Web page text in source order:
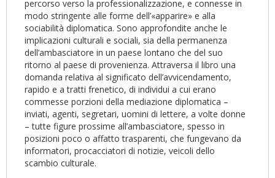
percorso verso la professionalizzazione, e connesse in
modo stringente alle forme dell’«apparire» e alla
sociabilità diplomatica. Sono approfondite anche le
implicazioni culturali e sociali, sia della permanenza
dell’ambasciatore in un paese lontano che del suo
ritorno al paese di provenienza. Attraversa il libro una
domanda relativa al significato dell’avvicendamento,
rapido e a tratti frenetico, di individui a cui erano
commesse porzioni della mediazione diplomatica –
inviati, agenti, segretari, uomini di lettere, a volte donne
– tutte figure prossime all’ambasciatore, spesso in
posizioni poco o affatto trasparenti, che fungevano da
informatori, procacciatori di notizie, veicoli dello
scambio culturale.